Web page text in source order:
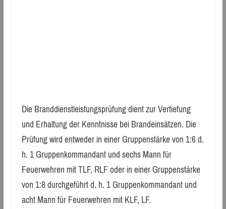
Die Branddienstleistungsprüfung dient zur Vertiefung
und Erhaltung der Kenntnisse bei Brandeinsätzen. Die
Prüfung wird entweder in einer Gruppenstärke von 1:6 d.
h. 1 Gruppenkommandant und sechs Mann für
Feuerwehren mit TLF, RLF oder in einer Gruppenstärke
von 1:8 durchgeführt d. h. 1 Gruppenkommandant und
acht Mann für Feuerwehren mit KLF, LF.